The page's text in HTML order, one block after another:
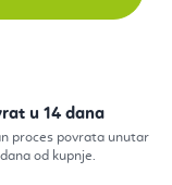
u 14 dana
proces povrata unutar
od kupnje.